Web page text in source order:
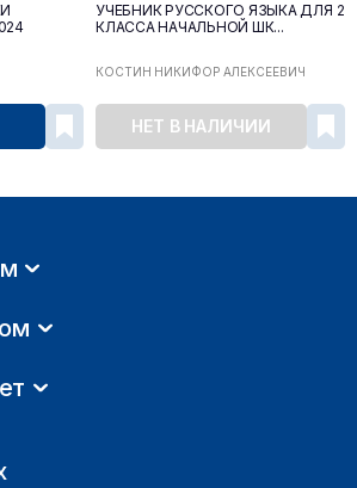
УЧЕБНИК РУССКОГО ЯЗЫКА ДЛЯ 2
КЛАССА НАЧАЛЬНОЙ ШК...
КОСТИН НИКИФОР АЛЕКСЕЕВИЧ
НЕТ В НАЛИЧИИ